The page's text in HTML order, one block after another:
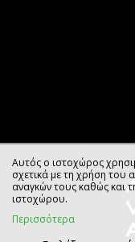
Αυτός ο ιστοχώρος
σχετικά με τη χρήση του
αναγκών τους καθώς και
ιστοχώρου.
Περισσότερα